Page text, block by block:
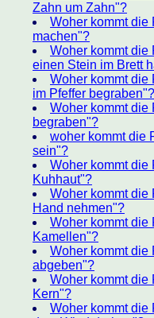
Zahn um Zahn"?
Woher kommt die
machen"?
Woher kommt
einen Stein im Brett
Woher kommt die
im Pfeffer begraben"?
Woher kommt die
begraben"?
woher kommt die
sein"?
Woher kommt die
Kuhhaut"?
Woher kommt die
Hand nehmen"?
Woher kommt
Kamellen"?
Woher kommt die
abgeben"?
Woher kommt
Kern"?
Woher kommt die